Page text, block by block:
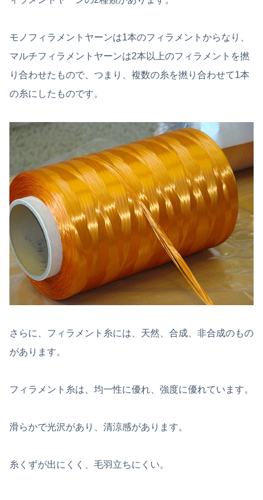
モノフィラメントヤーンは1本のフィラメントからなり、
マルチフィラメントヤーンは2本以上のフィラメントを撚
り合わせたもので、つまり、複数の糸を撚り合わせて1本
の糸にしたものです。
さらに、フィラメント糸には、天然、合成、非合成のもの
があります。
フィラメント糸は、均一性に優れ、強度に優れています。
滑らかで光沢があり、清涼感があります。
糸くずが出にくく、毛羽立ちにくい。